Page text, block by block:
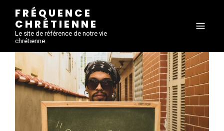
FRÉQUENCE
CHRÉTIENNE
Le site de référence de notre vie
chrétienne